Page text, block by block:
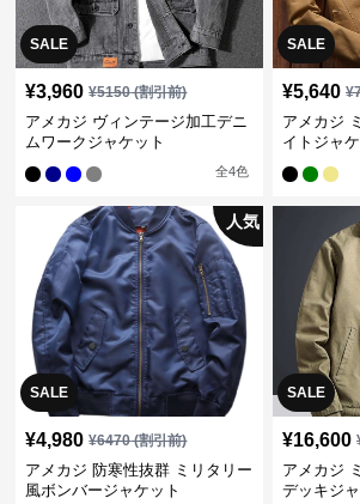
SALE
¥3,960 ¥5150(割引前)
アメカジ ヴィンテージ加工デニ
ムワークジャケット
全4色
SALE
¥5,640 ¥
アメカジ
イトジャ
SALE
人気
¥4,980 ¥6470(割引前)
アメカジ 防寒性抜群 ミリタリー
風ボンバージャケット
SALE
¥16,600
アメカジ
デッキジ